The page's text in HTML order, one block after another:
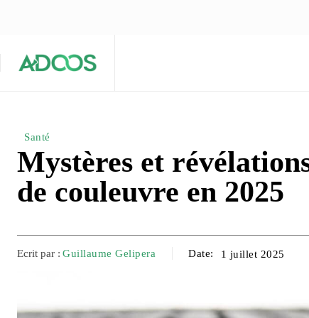
Santé
Mystères et
de couleuvre en 2025
Ecrit par : Guillaume Gelipera Date: 1 juillet 2025